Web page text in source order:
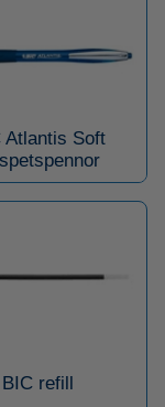
Atlantis Soft
BIC refill